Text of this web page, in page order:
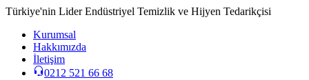
Türkiye'nin Lider Endüstriyel Temizlik ve Hijyen Tedarikçisi
Kurumsal
Hakkımızda
İletişim
0212 521 66 68